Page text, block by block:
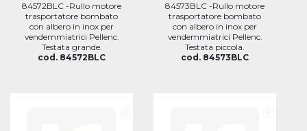
84572BLC -Rullo motore
trasportatore bombato
con albero in inox per
vendemmiatrici Pellenc.
Testata grande.
cod. 84572BLC
84573BLC -Rullo motore
trasportatore bombato
con albero in inox per
vendemmiatrici Pellenc.
Testata piccola.
cod. 84573BLC